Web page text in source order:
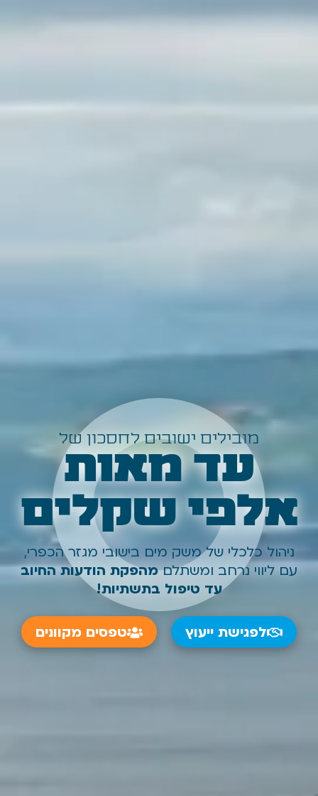
מובילים ישובים לחסכון של
עד מאות
אלפי שקלים
ניהול כלכלי של משק מים בישובי מגזר הכפרי,
עם ליווי נרחב ומשתלםמהפקת הודעות החיוב
עד טיפול בתשתיות!
לפגישת ייעוץ טפסים מקוונים